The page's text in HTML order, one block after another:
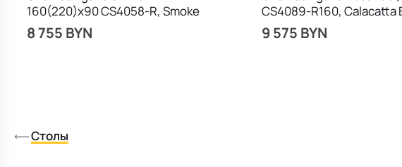
160(220)х90 CS4058-R, Smoke
8 755 BYN
CS4089-R160, Calacatta
Marble
9 575 BYN
Столы